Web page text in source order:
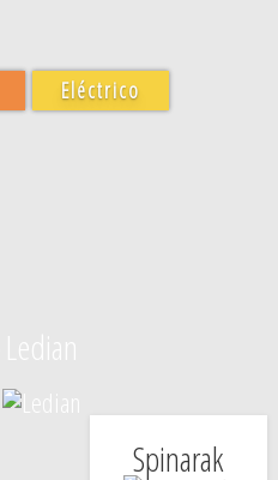
Eléctrico
Spinarak